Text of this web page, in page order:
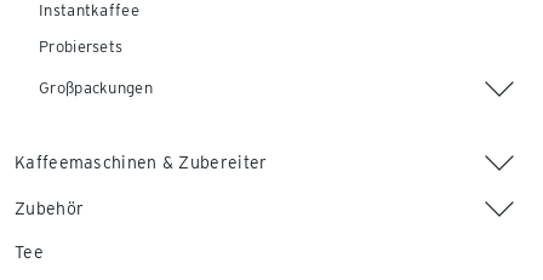
Instantkaffee
Probiersets
Großpackungen
Kaffeemaschinen & Zubereiter
Zubehör
Tee